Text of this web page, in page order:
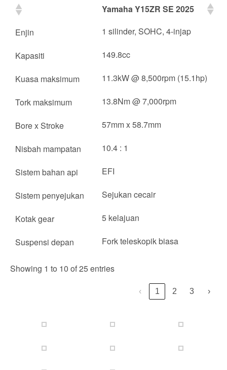
Yamaha Y15ZR SE 2025
Enjin
1 silinder, SOHC, 4-injap
Kapasiti 149.8cc
Kuasa maksimum 11.3kW @ 8,500rpm (15.1hp)
Tork maksimum 13.8Nm @ 7,000rpm
Bore x Stroke 57mm x 58.7mm
Nisbah mampatan 10.4 : 1
Sistem bahan api EFI
Sistem penyejukan Sejukan cecair
Kotak gear 5 kelajuan
Suspensi depan Fork teleskopik biasa
Showing 1 to 10 of 25 entries
‹ 1 2 3 ›